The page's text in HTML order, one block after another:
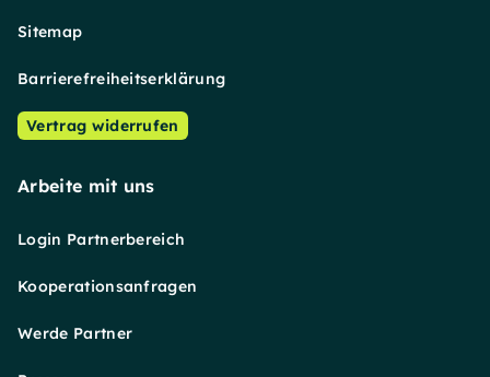
Sitemap
Barrierefreiheitserklärung
Vertrag widerrufen
Arbeite mit uns
Login Partnerbereich
Kooperationsanfragen
Werde Partner